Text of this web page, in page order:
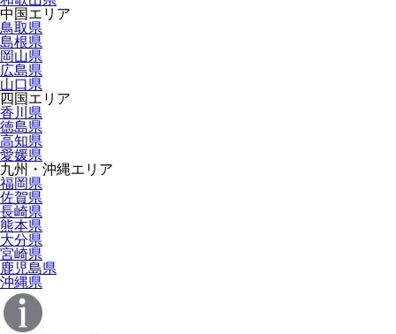
中国エリア
鳥取県
島根県
岡山県
広島県
山口県
四国エリア
香川県
徳島県
高知県
愛媛県
九州・沖縄エリア
福岡県
佐賀県
長崎県
熊本県
大分県
宮崎県
鹿児島県
沖縄県